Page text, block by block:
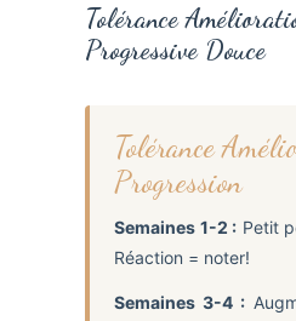
Tolérance
Progressive Douce
Tolérance
Progression
Semaines 1-2 : Petit
Réaction = noter!
Semaines 3-4 :